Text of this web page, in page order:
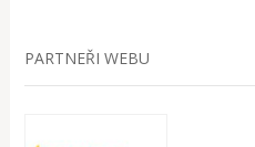
PARTNEŘI WEBU